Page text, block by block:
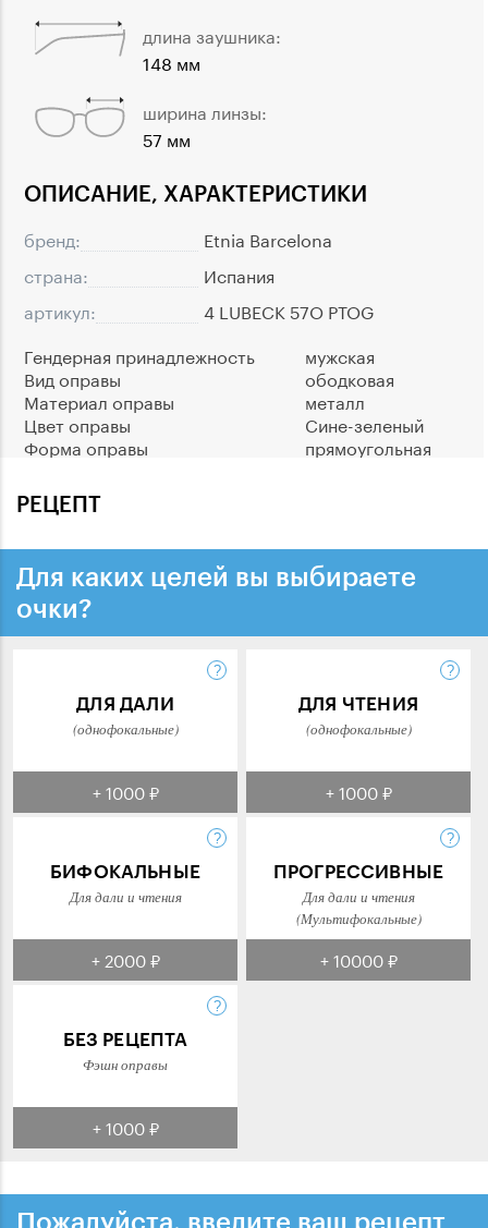
ОПИСАНИЕ, ХАРАКТЕРИСТИКИ
бренд:
Etnia Barcelona
страна:
Испания
артикул:
4 LUBECK 57O PTOG
Гендерная принадлежность
мужская
Вид оправы
ободковая
Материал оправы
металл
Цвет оправы
Сине-зеленый
Форма оправы
прямоугольная
длина заушника:
148 мм
ширина линзы:
57 мм
РЕЦЕПТ
Для каких целей вы выбираете
очки?
ДЛЯ ДАЛИ
(однофокальные)
+ 1000 ₽
ДЛЯ ЧТЕНИЯ
(однофокальные)
+ 1000 ₽
БИФОКАЛЬНЫЕ
Для дали и чтения
+ 2000 ₽
ПРОГРЕССИВНЫЕ
Для дали и чтения
(Мультифокальные)
+ 10000 ₽
БЕЗ РЕЦЕПТА
Фэшн оправы
+ 1000 ₽
Пожалуйста, введите ваш рецепт